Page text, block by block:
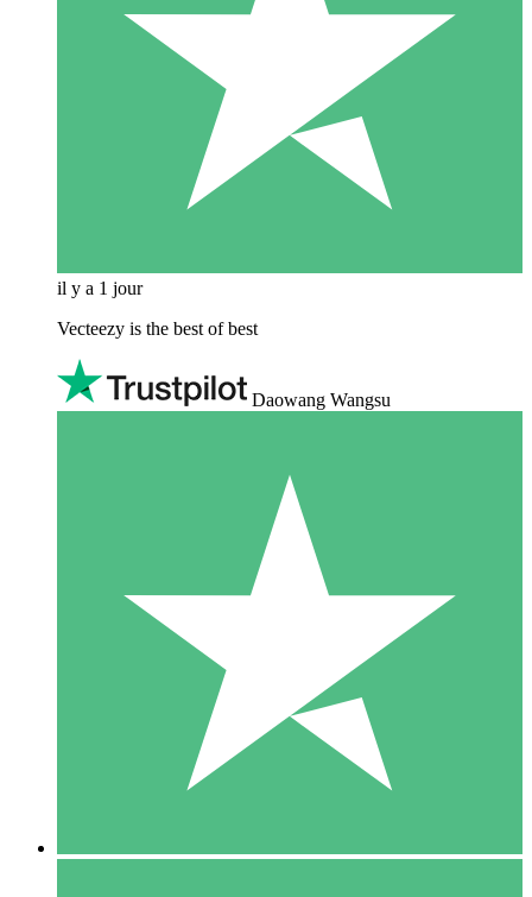
il y a 1 jour
Vecteezy is the best of best
Daowang Wangsu